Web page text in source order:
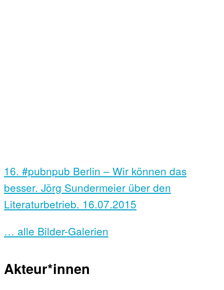
16. #pubnpub Berlin – Wir können das
besser. Jörg Sundermeier über den
Literaturbetrieb. 16.07.2015
… alle Bilder-Galerien
Akteur*innen